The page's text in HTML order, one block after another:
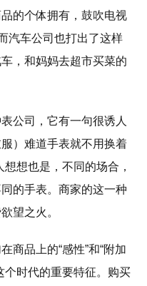
的个体拥有，鼓吹电视
汽车公司也打出了这样
，和妈妈去超市买菜的
公司，它有一句很诱人
）难道手表就不用换着
想也是，不同的场合，
的手表。商家的这一种
望之火。
商品上的“感性”和“附加
个时代的重要特征。购买